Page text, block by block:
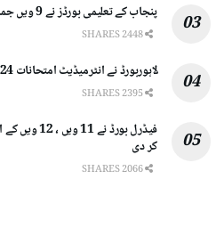
پنجاب کے تعلیمی بورڈز نے 9 ویں جماعت کے نتائج کا اعلان کردیا
لاہوربورڈ نے انٹرمیڈیٹ امتحانات 2024 کی رول نمبر سلپس جاری کر دیں
کر دی